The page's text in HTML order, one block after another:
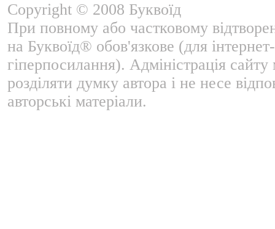
Copyright © 2008 Буквоїд
При повному або частковому
на Буквоїд® обов'язкове (для
гіперпосилання). Адміністрація
розділяти думку автора і не несе
авторські матеріали.